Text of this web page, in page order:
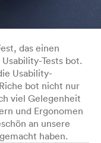
das einen
Tests bot.
Usability-
bot nicht nur
viel Gelegenheit
und Ergonomen
an unsere
haben.